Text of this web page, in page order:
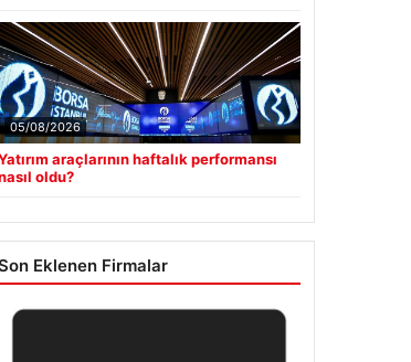
05/08/2026
araçlarının haftalık performansı
oldu?
Eklenen Firmalar